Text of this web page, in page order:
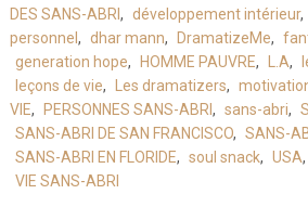
DES SANS-ABRI , développement intérieur,
personnel , dhar mann, DramatizeMe,
generation hope, HOMME PAUVRE, L.A,
leçons de vie, Les dramatizers,
VIE, PERSONNES SANS-ABRI , sans-abri,
SANS-ABRI DE SAN FRANCISCO, SANS-
SANS-ABRI EN FLORIDE, soul snack, USA,
VIE SANS-ABRI